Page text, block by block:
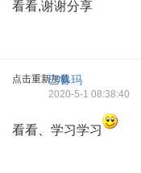
看看,谢谢分享
点击重新加载
巴鲁玛
2020-5-1 08:38:40
看看、学习学习